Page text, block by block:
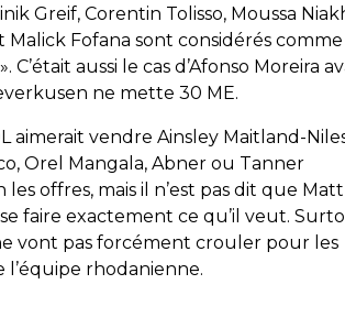
Greif, Corentin Tolisso, Moussa
Fofana sont considérés comme
C’était aussi le cas d’Afonso Moreira
ne mette 30 ME.
aimerait vendre Ainsley Maitland-
Orel Mangala, Abner ou Tanner
les offres, mais il n’est pas dit que
faire exactement ce qu’il veut.
vont pas forcément crouler pour les
l’équipe rhodanienne.